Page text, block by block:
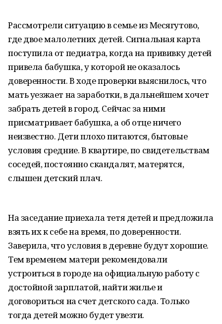
Рассмотрели ситуацию в семье из Месягутово,
где двое малолетних детей. Сигнальная карта
поступила от педиатра, когда на прививку детей
привела бабушка, у которой не оказалось
доверенности. В ходе проверки выяснилось, что
мать уезжает на заработки, в дальнейшем хочет
забрать детей в город. Сейчас за ними
присматривает бабушка, а об отце ничего
неизвестно. Дети плохо питаются, бытовые
условия средние. В квартире, по свидетельствам
соседей, постоянно скандалят, матерятся,
слышен детский плач.
На заседание приехала тетя детей и предложила
взять их к себе на время, по доверенности.
Заверила, что условия в деревне будут хорошие.
Тем временем матери рекомендовали
устроиться в городе на официальную работу с
достойной зарплатой, найти жилье и
договориться на счет детского сада. Только
тогда детей можно будет увезти.